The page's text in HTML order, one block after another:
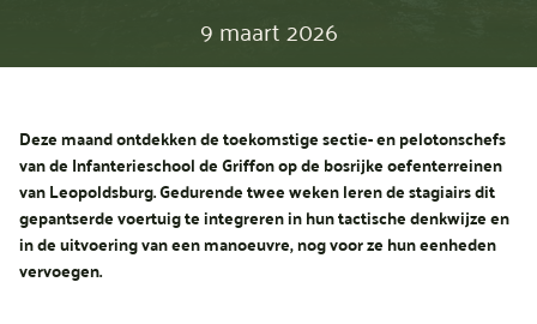
9 maart 2026
Deze maand ontdekken de toekomstige sectie- en pelotonschefs
van de Infanterieschool de Griffon op de bosrijke oefenterreinen
van Leopoldsburg. Gedurende twee weken leren de stagiairs dit
gepantserde voertuig te integreren in hun tactische denkwijze en
in de uitvoering van een manoeuvre, nog voor ze hun eenheden
vervoegen.